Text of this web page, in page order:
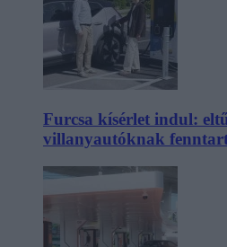
Furcsa kísérlet indul:
villanyautóknak